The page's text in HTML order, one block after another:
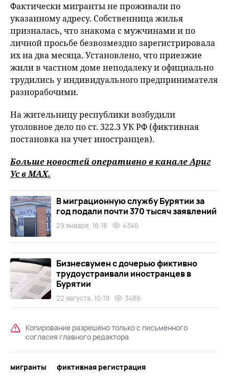
Фактически мигранты не проживали по
указанному адресу. Собственница жилья
призналась, что знакома с мужчинами и по
личной просьбе безвозмездно зарегистрировала
их на два месяца. Установлено, что приезжие
жили в частном доме неподалеку и официально
трудились у индивидуального предпринимателя
разнорабочими.
На жительницу республики возбудили
уголовное дело по ст. 322.3 УК РФ (фиктивная
постановка на учет иностранцев).
Больше новостей оперативно в канале Ариг
Ус вMAХ.
В миграционную службу Бурятии за
год подали почти 370 тысяч заявлений
29 января, 16:18 4346
Бизнесвумен с дочерью фиктивно
трудоустраивали иностранцев в
Бурятии
22 августа, 10:19 3486
Копирование разрешено только с письменного
согласия главного редактора
мигранты
фиктивная регистрация